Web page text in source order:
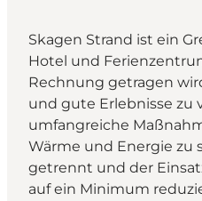
Skagen Strand ist ein
Hotel und
Rechnung getragen
und gute Erlebnisse zu
umfangreiche
Wärme und Energie zu
getrennt und der
auf ein Minimum